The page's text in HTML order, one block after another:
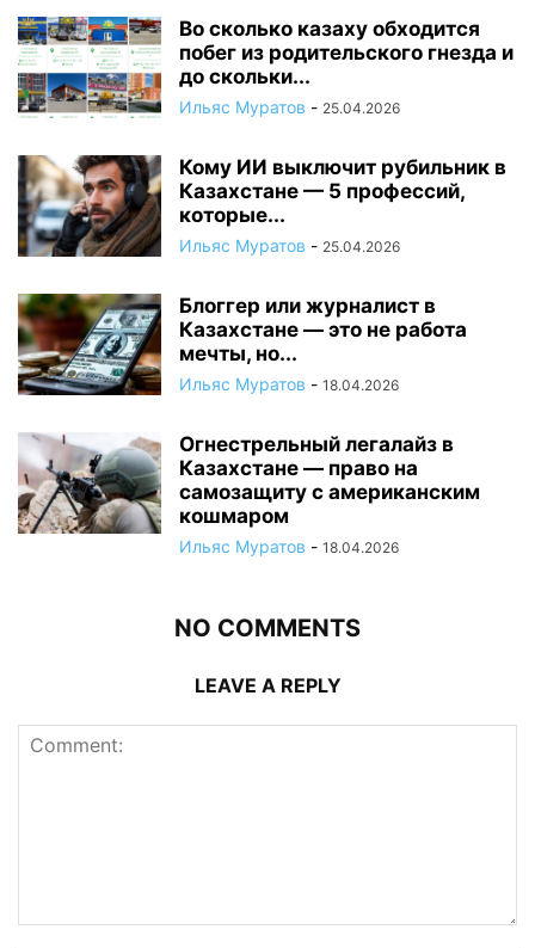
Во сколько казаху обходится
побег из родительского гнезда и
до скольки...
Ильяс Муратов - 25.04.2026
Кому ИИ выключит рубильник в
Казахстане — 5 профессий,
которые...
Ильяс Муратов - 25.04.2026
Блоггер или журналист в
Казахстане — это не работа
мечты, но...
Ильяс Муратов - 18.04.2026
Огнестрельный легалайз в
Казахстане — право на
самозащиту с американским
кошмаром
Ильяс Муратов - 18.04.2026
NO COMMENTS
LEAVE A REPLY